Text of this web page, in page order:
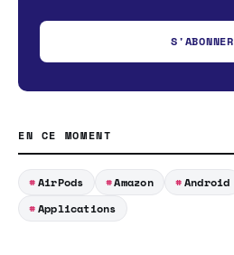
S'ABONNER
EN CE MOMENT
AirPods Amazon Android
Applications